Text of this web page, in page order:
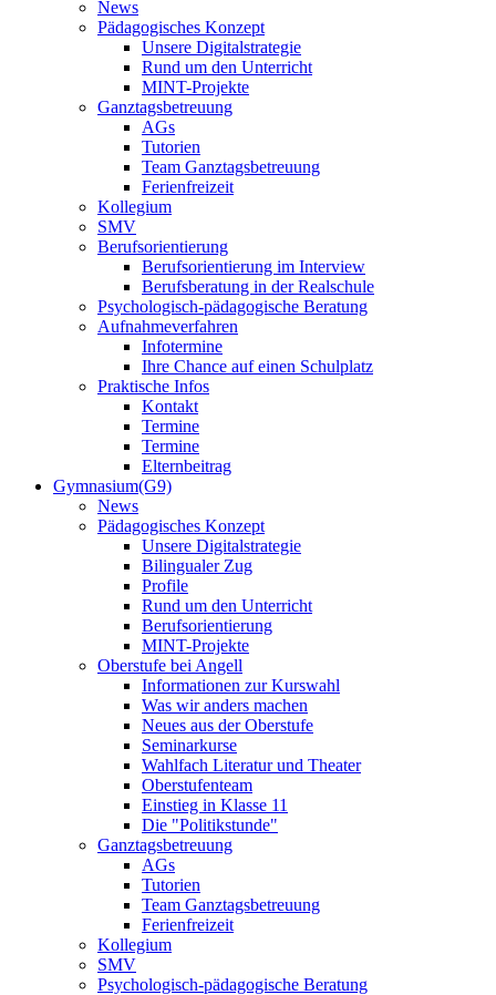
News
Pädagogisches Konzept
Unsere Digitalstrategie
Rund um den Unterricht
MINT-Projekte
Ganztagsbetreuung
AGs
Tutorien
Team Ganztagsbetreuung
Ferienfreizeit
Kollegium
SMV
Berufsorientierung
Berufsorientierung im Interview
Berufsberatung in der Realschule
Psychologisch-pädagogische Beratung
Aufnahmeverfahren
Infotermine
Ihre Chance auf einen Schulplatz
Praktische Infos
Kontakt
Termine
Termine
Elternbeitrag
Gymnasium(G9)
News
Pädagogisches Konzept
Unsere Digitalstrategie
Bilingualer Zug
Profile
Rund um den Unterricht
Berufsorientierung
MINT-Projekte
Oberstufe bei Angell
Informationen zur Kurswahl
Was wir anders machen
Neues aus der Oberstufe
Seminarkurse
Wahlfach Literatur und Theater
Oberstufenteam
Einstieg in Klasse 11
Die "Politikstunde"
Ganztagsbetreuung
AGs
Tutorien
Team Ganztagsbetreuung
Ferienfreizeit
Kollegium
SMV
Psychologisch-pädagogische Beratung